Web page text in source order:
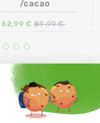
Taille en stock
/cacao
62,99 € 89 ,99 €
téléphone au 04 79